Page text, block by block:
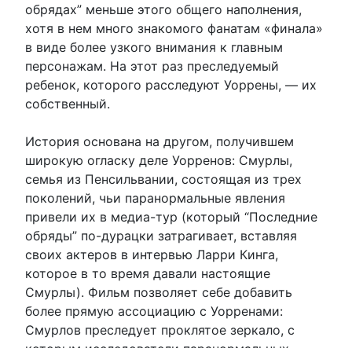
обрядах” меньше этого общего наполнения,
хотя в нем много знакомого фанатам «финала»
в виде более узкого внимания к главным
персонажам. На этот раз преследуемый
ребенок, которого расследуют Уоррены, — их
собственный.
История основана на другом, получившем
широкую огласку деле Уорренов: Смурлы,
семья из Пенсильвании, состоящая из трех
поколений, чьи паранормальные явления
привели их в медиа-тур (который “Последние
обряды” по-дурацки затрагивает, вставляя
своих актеров в интервью Ларри Кинга,
которое в то время давали настоящие
Смурлы). Фильм позволяет себе добавить
более прямую ассоциацию с Уорренами:
Смурлов преследует проклятое зеркало, с